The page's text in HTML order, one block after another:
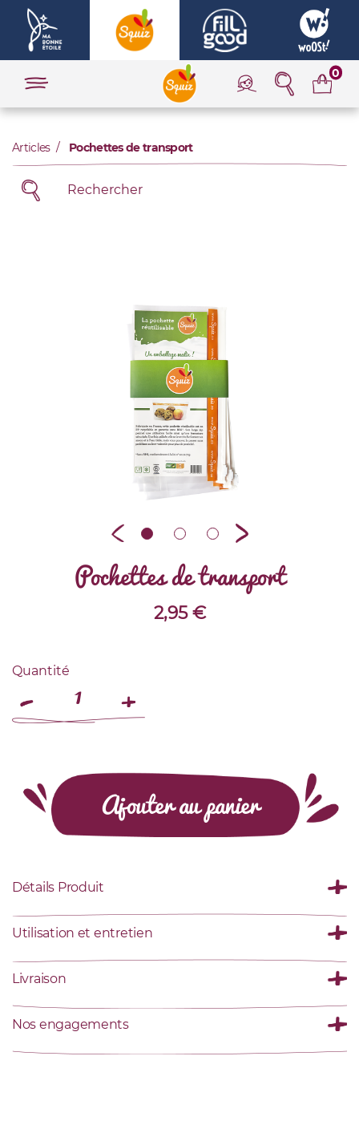
0
Articles Pochettes de transport
Pochettes de transport
2,95€
Quantité
Ajouter au panier
Détails Produit
Utilisation et entretien
Livraison
Nos engagements